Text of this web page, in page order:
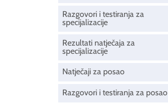
Razgovori i testiranja za
specijalizacije
Rezultati natječaja za
specijalizacije
Natječaji za posao
Razgovori i testiranja za posao